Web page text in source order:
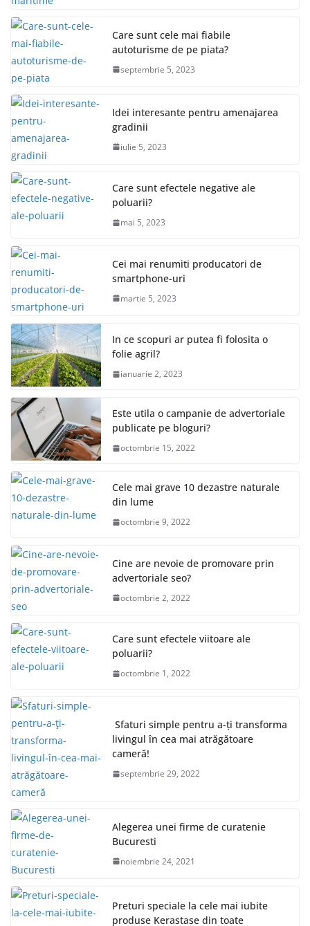
Care sunt cele mai fiabile
autoturisme de pe piata?
septembrie 5, 2023
Idei interesante pentru amenajarea
gradinii
iulie 5, 2023
Care sunt efectele negative ale
poluarii?
mai 5, 2023
Cei mai renumiti producatori de
smartphone-uri
martie 5, 2023
In ce scopuri ar putea fi folosita o
folie agril?
ianuarie 2, 2023
Este utila o campanie de advertoriale
publicate pe bloguri?
octombrie 15, 2022
Cele mai grave 10 dezastre naturale
din lume
octombrie 9, 2022
Cine are nevoie de promovare prin
advertoriale seo?
octombrie 2, 2022
Care sunt efectele viitoare ale
poluarii?
octombrie 1, 2022
Sfaturi simple pentru a-ți transforma
livingul în cea mai atrăgătoare
cameră!
septembrie 29, 2022
Alegerea unei firme de curatenie
Bucuresti
noiembrie 24, 2021
Preturi speciale la cele mai iubite
produse Kerastase din toate